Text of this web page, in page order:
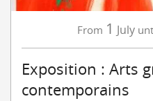
From 1 July
Exposition : Arts
contemporains